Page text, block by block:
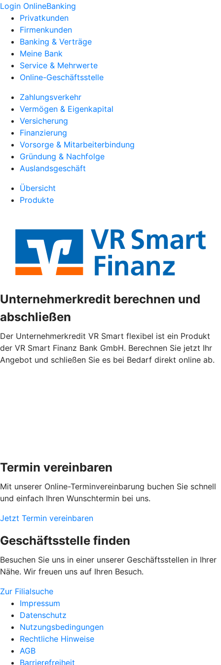
Login OnlineBanking
Privatkunden
Firmenkunden
Banking & Verträge
Meine Bank
Service & Mehrwerte
Online-Geschäftsstelle
Zahlungsverkehr
Vermögen & Eigenkapital
Versicherung
Finanzierung
Vorsorge & Mitarbeiterbindung
Gründung & Nachfolge
Auslandsgeschäft
Übersicht
Produkte
Unternehmerkredit berechnen und
abschließen
Der Unternehmerkredit VR Smart flexibel ist ein Produkt
der VR Smart Finanz Bank GmbH. Berechnen Sie jetzt Ihr
Angebot und schließen Sie es bei Bedarf direkt online ab.
Termin vereinbaren
Mit unserer Online-Terminvereinbarung buchen Sie schnell
und einfach Ihren Wunschtermin bei uns.
Jetzt Termin vereinbaren
Geschäftsstelle finden
Besuchen Sie uns in einer unserer Geschäftsstellen in Ihrer
Nähe. Wir freuen uns auf Ihren Besuch.
Zur Filialsuche
Impressum
Datenschutz
Nutzungsbedingungen
Rechtliche Hinweise
AGB
Barrierefreiheit